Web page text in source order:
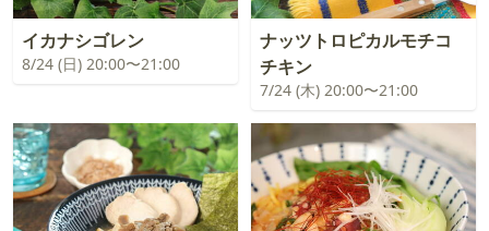
イカナシゴレン
8/24 (日) 20:00〜21:00
ナッツトロピカルモチコ
チキン
7/24 (木) 20:00〜21:00